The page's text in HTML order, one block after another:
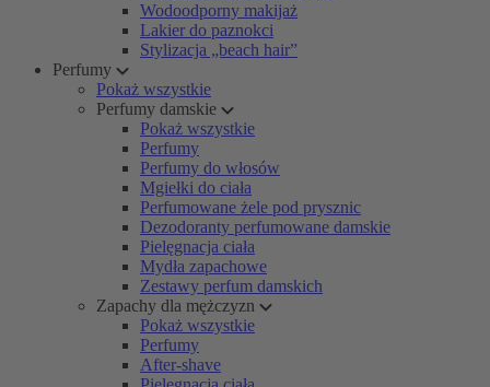
Wodoodporny makijaż
Lakier do paznokci
Stylizacja „beach hair”
Perfumy
Pokaż wszystkie
Perfumy damskie
Pokaż wszystkie
Perfumy
Perfumy do włosów
Mgiełki do ciała
Perfumowane żele pod prysznic
Dezodoranty perfumowane damskie
Pielęgnacja ciała
Mydła zapachowe
Zestawy perfum damskich
Zapachy dla mężczyzn
Pokaż wszystkie
Perfumy
After-shave